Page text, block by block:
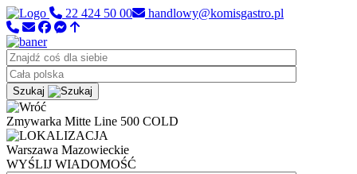
22 424 50 00 handlowy@komisgastro.pl
Szukaj
Zmywarka Mitte Line 500 COLD
Warszawa Mazowieckie
WYŚLIJ WIADOMOŚĆ